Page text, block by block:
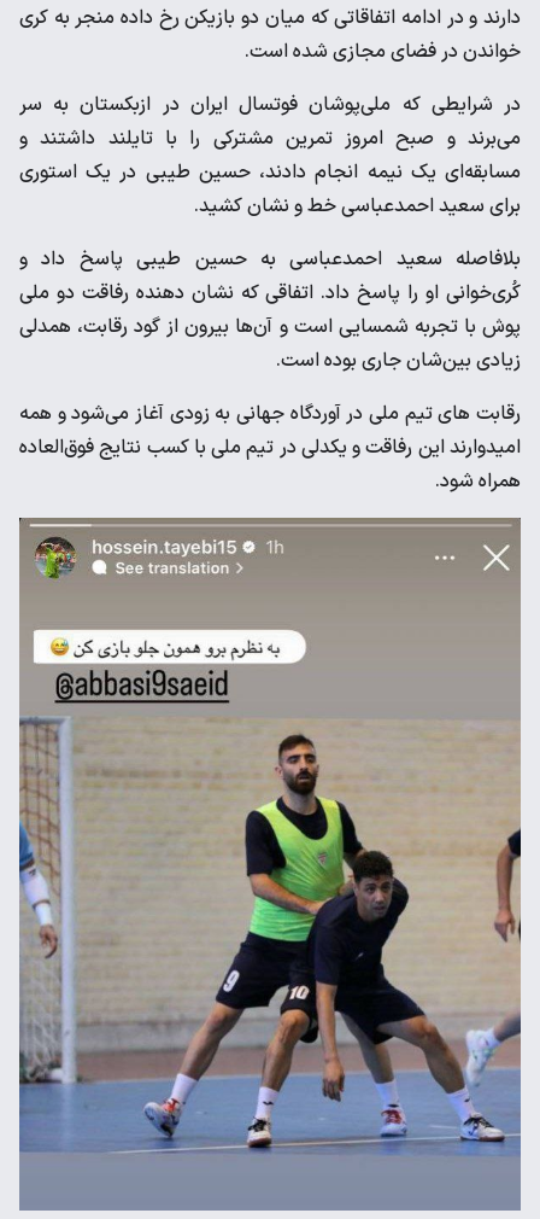
دارند و در ادامه اتفاقاتی که میان دو بازیکن رخ داده منجر به کری
خواندن در فضای مجازی شده است.
در شرایطی که ملی‌پوشان فوتسال ایران در ازبکستان به سر
می‌برند و صبح امروز تمرین مشترکی را با تایلند داشتند و
مسابقه‌ای یک نیمه انجام دادند، حسین طیبی در یک استوری
برای سعید احمدعباسی خط و نشان کشید.
بلافاصله سعید احمدعباسی به حسین طیبی پاسخ داد و
کُری‌خوانی او را پاسخ داد. اتفاقی که نشان دهنده رفاقت دو ملی
پوش با تجربه شمسایی است و آن‌ها بیرون از گود رقابت، همدلی
زیادی بین‌شان جاری بوده است.
رقابت های تیم ملی در آوردگاه جهانی به زودی آغاز می‌شود و همه
امیدوارند این رفاقت و یکدلی در تیم ملی با کسب نتایج فوق‌العاده
همراه شود.